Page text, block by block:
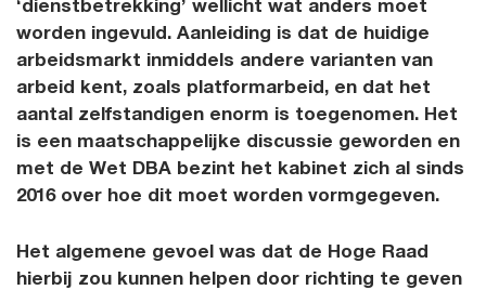
‘dienstbetrekking’ wellicht wat anders moet
worden ingevuld. Aanleiding is dat de huidige
arbeidsmarkt inmiddels andere varianten van
arbeid kent, zoals platformarbeid, en dat het
aantal zelfstandigen enorm is toegenomen. Het
is een maatschappelijke discussie geworden en
met de Wet DBA bezint het kabinet zich al sinds
2016 over hoe dit moet worden vormgegeven.
Het algemene gevoel was dat de Hoge Raad
hierbij zou kunnen helpen door richting te geven